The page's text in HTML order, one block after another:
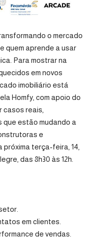
o mercado
quem aprende a usar
Para mostrar na
em novos
imobiliário está
Homfy , com apoio do
casos reais,
estão mudando a
e
terça-feira, 14,
das 8h30 às 12h.
em clientes.
de vendas.